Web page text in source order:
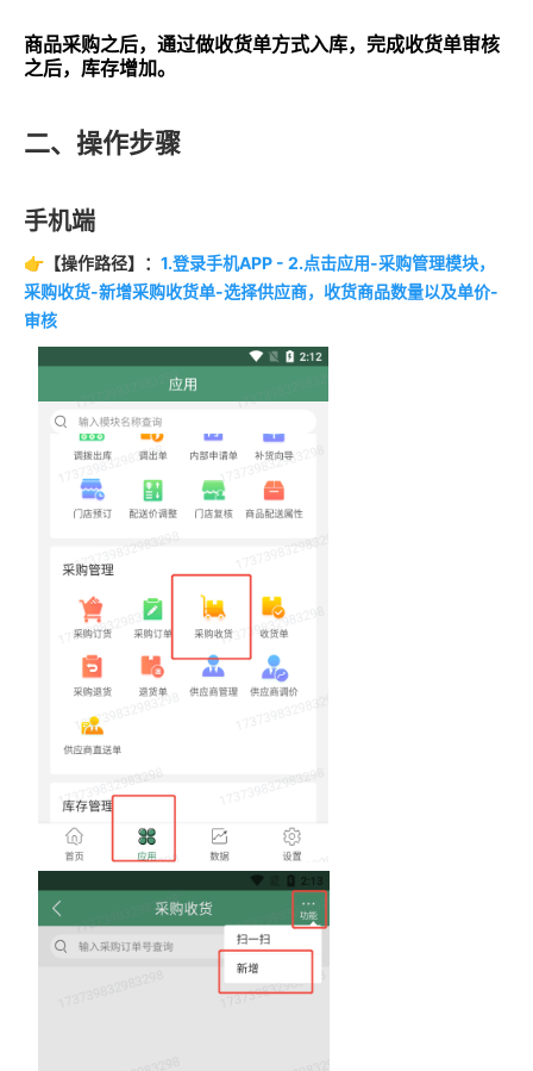
商品采购之后，通过做收货单方式入库，完成收货单审核
之后，库存增加。
二、操作步骤
手机端
👉【操作路径】： 1.登录手机APP - 2.点击应用-采购管理模块，
采购收货-新增采购收货单-选择供应商，收货商品数量以及单价-
审核